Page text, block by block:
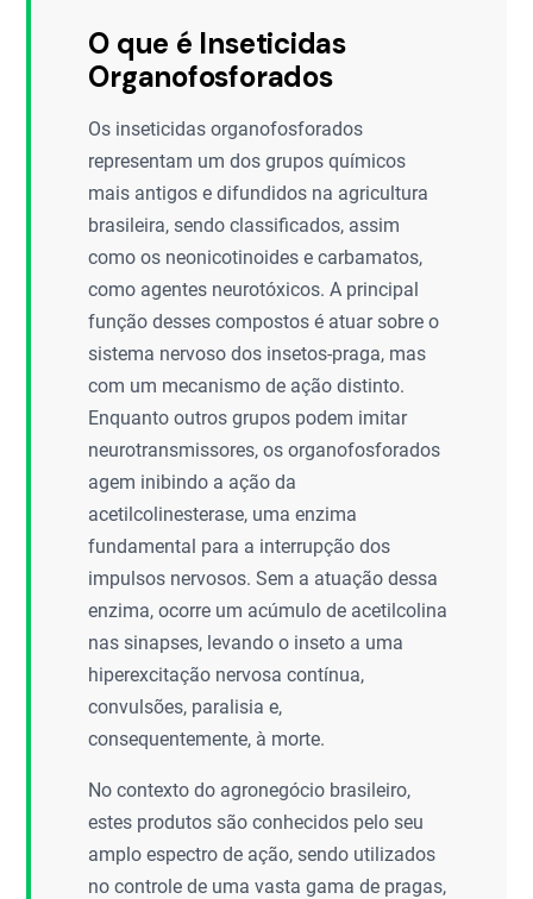
O que é Inseticidas
Organofosforados
Os inseticidas organofosforados
representam um dos grupos químicos
mais antigos e difundidos na agricultura
brasileira, sendo classificados, assim
como os neonicotinoides e carbamatos,
como agentes neurotóxicos. A principal
função desses compostos é atuar sobre o
sistema nervoso dos insetos-praga, mas
com um mecanismo de ação distinto.
Enquanto outros grupos podem imitar
neurotransmissores, os organofosforados
agem inibindo a ação da
acetilcolinesterase, uma enzima
fundamental para a interrupção dos
impulsos nervosos. Sem a atuação dessa
enzima, ocorre um acúmulo de acetilcolina
nas sinapses, levando o inseto a uma
hiperexcitação nervosa contínua,
convulsões, paralisia e,
consequentemente, à morte.
No contexto do agronegócio brasileiro,
estes produtos são conhecidos pelo seu
amplo espectro de ação, sendo utilizados
no controle de uma vasta gama de pragas,